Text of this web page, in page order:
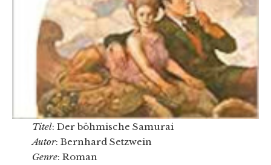
Titel: Der böhmische Samurai
Autor: Bernhard Setzwein
Genre: Roman